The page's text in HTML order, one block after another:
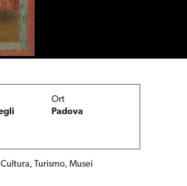
Ort
Padova
Turismo, Musei